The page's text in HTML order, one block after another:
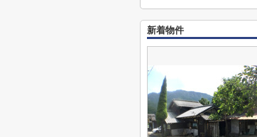
新着物件